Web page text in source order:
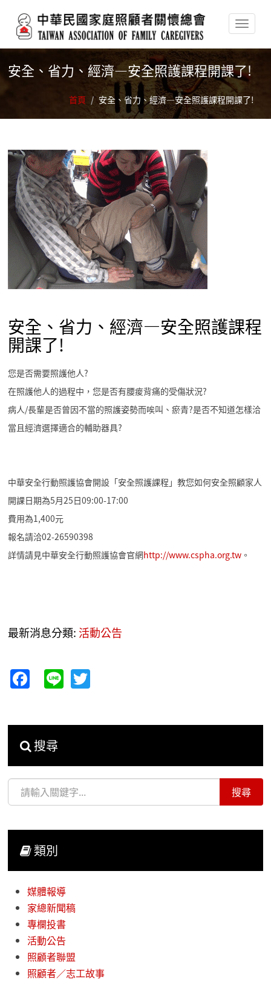
安全、省力、經濟—安全照護課程開課了!
首頁 / 安全、省力、經濟—安全照護課程開課了!
安全、省力、經濟—安全照護課程
開課了!
您是否需要照護他人?
在照護他人的過程中，您是否有腰痠背痛的受傷狀況?
病人/長輩是否曾因不當的照護姿勢而唉叫、瘀青?是否不知道怎樣洽
當且經濟選擇適合的輔助器具?
中華安全行動照護協會開設「安全照護課程」教您如何安全照顧家人
開課日期為5月25日09:00-17:00
費用為1,400元
報名請洽02-26590398
詳情請見中華安全行動照護協會官網http://www.cspha.org.tw 。
最新消息分類: 活動公告
Facebook
Line
搜尋
類別
媒體報導
家總新聞稿
專欄投書
活動公告
照顧者聯盟
照顧者／志工故事